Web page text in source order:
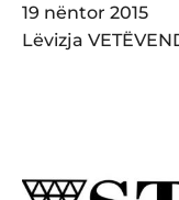
19 nëntor 2015
Lëvizja